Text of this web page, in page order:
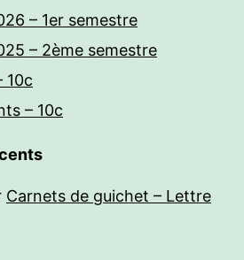
– 1er semestre
– 2ème semestre
10c
– 10c
Carnets de guichet – Lettre